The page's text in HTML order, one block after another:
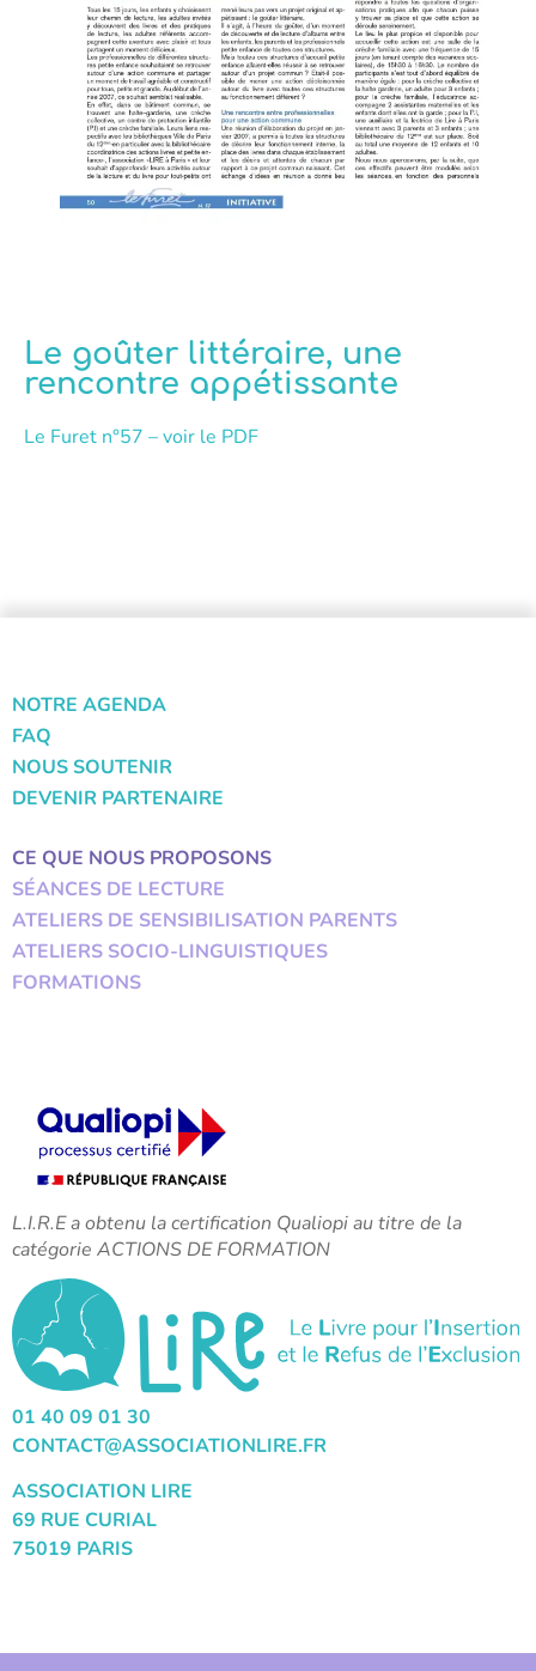
Le goûter littéraire, une
rencontre appétissante
Le Furet n°57 – voir le PDF
NOTRE AGENDA
FAQ
NOUS SOUTENIR
DEVENIR PARTENAIRE
CE QUE NOUS PROPOSONS
SÉANCES DE LECTURE
ATELIERS DE SENSIBILISATION PARENTS
ATELIERS SOCIO-LINGUISTIQUES
FORMATIONS
L.I.R.E a obtenu la certification Qualiopi au titre de la
catégorie ACTIONS DE FORMATION
01 40 09 01 30
CONTACT@ASSOCIATIONLIRE.FR
ASSOCIATION LIRE
69 RUE CURIAL
75019 PARIS